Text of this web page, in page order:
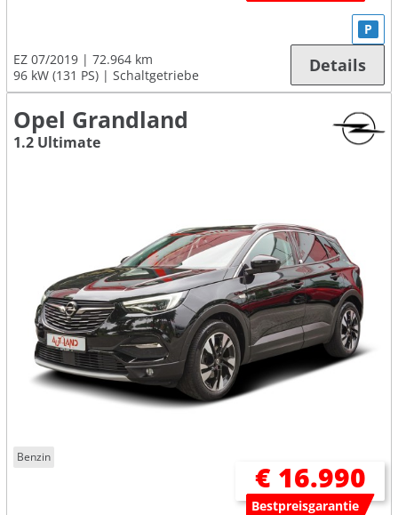
EZ 07/2019
72.964 km
96 kW (131 PS)
Schaltgetriebe
P
Details
Opel Grandland
1.2 Ultimate
Benzin
€ 16.990
Bestpreisgarantie